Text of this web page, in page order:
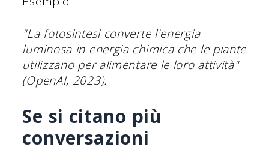
"La fotosintesi converte l'energia
luminosa in energia chimica che le piante
utilizzano per alimentare le loro attività"
(OpenAI, 2023).
Se si citano più
conversazioni